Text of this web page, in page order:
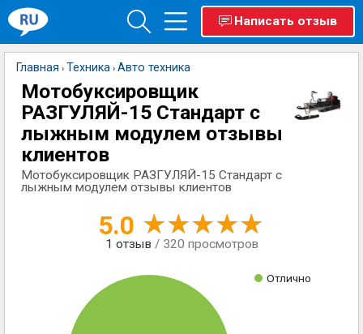
Написать отзыв
Главная › Техника › Авто техника
Мотобуксировщик
РАЗГУЛЯЙ-15 Стандарт с
лыжным модулем отзывы
клиентов
Мотобуксировщик РАЗГУЛЯЙ-15 Стандарт с
лыжным модулем отзывы клиентов
5.0
1 отзыв / 320 просмотров
Отлично